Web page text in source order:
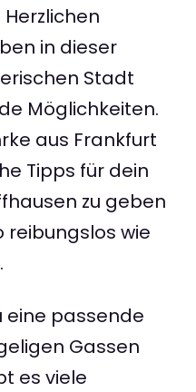
Herzlichen
in dieser
Stadt
Möglichkeiten.
aus Frankfurt
Tipps für dein
zu geben
reibungslos wie
eine passende
Gassen
es viele